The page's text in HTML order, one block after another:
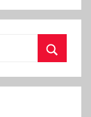
u